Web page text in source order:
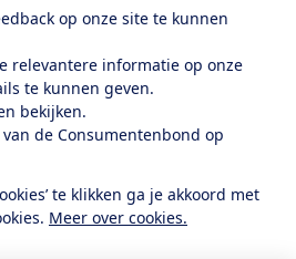
op onze site te kunnen
relevantere informatie op onze
te kunnen geven.
bekijken.
de Consumentenbond op
te klikken ga je akkoord met
Meer over cookies.
Privacyverklaring
nieuws
TwitterInstagram
YoutubeLinkedIn
de Consumentenbondmet gemiddeld